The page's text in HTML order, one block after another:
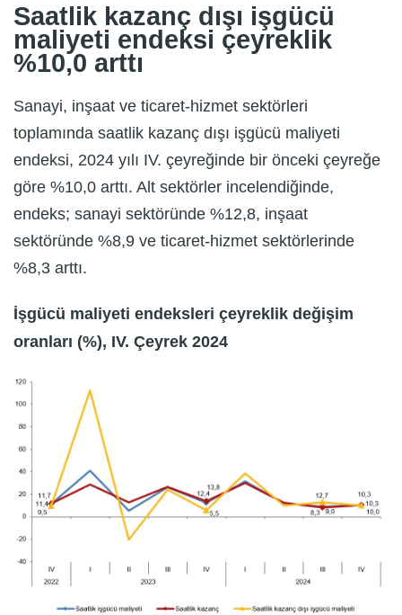
Saatlik kazanç dışı işgücü
maliyeti endeksi çeyreklik
%10,0 arttı
Sanayi, inşaat ve ticaret-hizmet sektörleri
toplamında saatlik kazanç dışı işgücü maliyeti
endeksi, 2024 yılı IV. çeyreğinde bir önceki çeyreğe
göre %10,0 arttı. Alt sektörler incelendiğinde,
endeks; sanayi sektöründe %12,8, inşaat
sektöründe %8,9 ve ticaret-hizmet sektörlerinde
%8,3 arttı.
İşgücü maliyeti endeksleri çeyreklik değişim
oranları (%), IV. Çeyrek 2024